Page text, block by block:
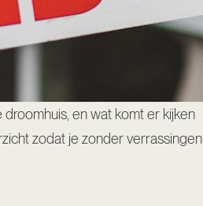
en wat komt er kijken
zodat je zonder verrassingen